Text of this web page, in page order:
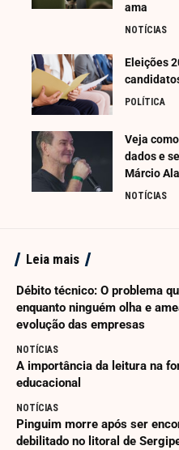
ama
NOTÍCIAS
Eleições
POLÍTICA
Veja
dados e
Márcio
NOTÍCIAS
Leia mais
Débito técnico: O problema
enquanto ninguém olha e
evolução das empresas
NOTÍCIAS
A importância da leitura na
educacional
NOTÍCIAS
Pinguim morre após ser
debilitado no litoral de